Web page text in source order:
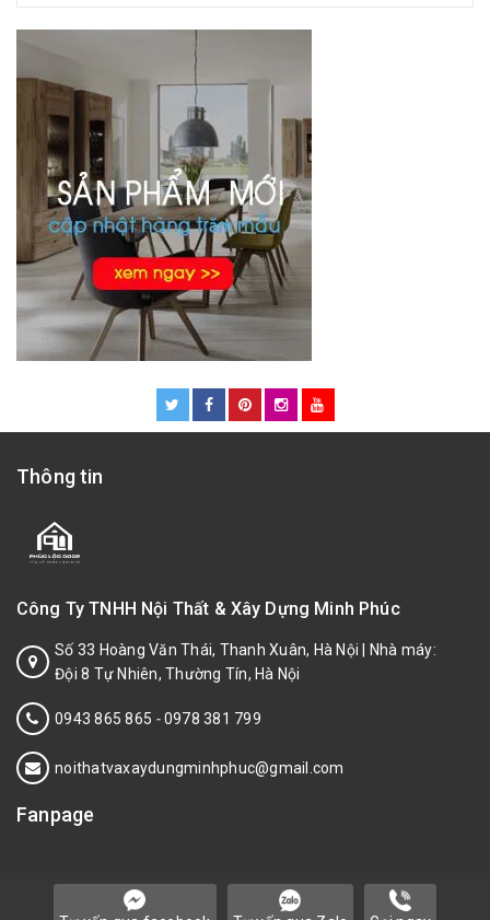
Thông tin
Công Ty TNHH Nội Thất & Xây Dựng Minh Phúc
Số 33 Hoàng Văn Thái, Thanh Xuân, Hà Nội | Nhà máy:
Đội 8 Tự Nhiên, Thường Tín, Hà Nội
0943 865 865 -0978 381 799
noithatvaxaydungminhphuc@gmail.com
Fanpage
© Bản quyền thuộc về Showroom cửa gỗ chịu nước